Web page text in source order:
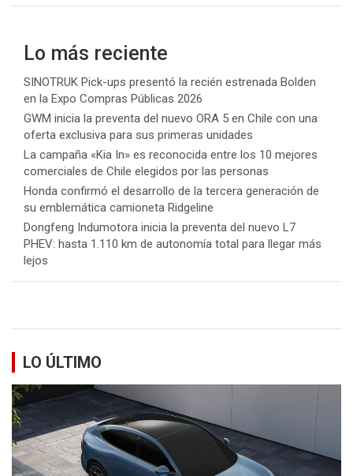
Lo más reciente
SINOTRUK Pick-ups presentó la recién estrenada Bolden
en la Expo Compras Públicas 2026
GWM inicia la preventa del nuevo ORA 5 en Chile con una
oferta exclusiva para sus primeras unidades
La campaña «Kia In» es reconocida entre los 10 mejores
comerciales de Chile elegidos por las personas
Honda confirmó el desarrollo de la tercera generación de
su emblemática camioneta Ridgeline
Dongfeng Indumotora inicia la preventa del nuevo L7
PHEV: hasta 1.110 km de autonomía total para llegar más
lejos
LO ÚLTIMO